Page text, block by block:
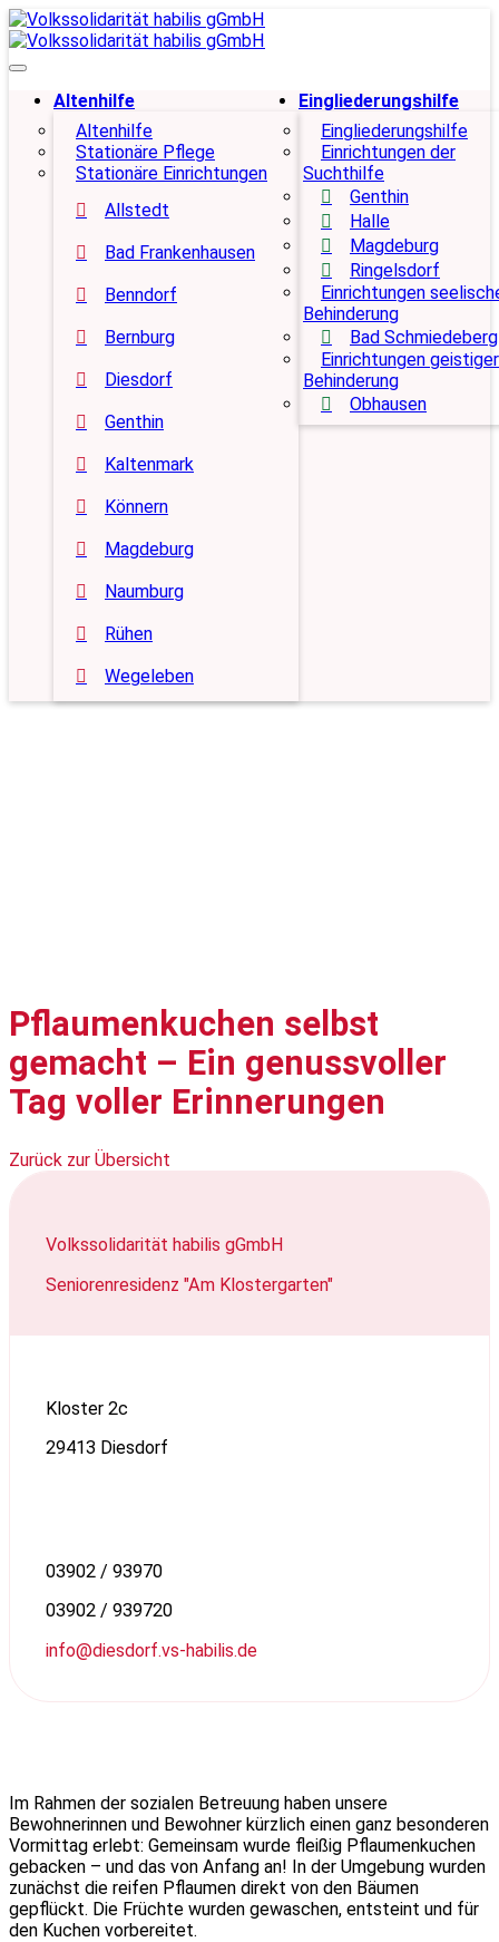
Altenhilfe
Altenhilfe
Stationäre Pflege
Stationäre Einrichtungen
Allstedt
Bad Frankenhausen
Benndorf
Bernburg
Diesdorf
Genthin
Kaltenmark
Könnern
Magdeburg
Naumburg
Rühen
Wegeleben
Eingliederungshilfe
Eingliederungshilfe
Einrichtungen der
Suchthilfe
Genthin
Halle
Magdeburg
Ringelsdorf
Einrichtungen
Behinderung
Bad Schmiedeberg
Einrichtungen geistiger
Behinderung
Obhausen
Pflaumenkuchen selbst
gemacht – Ein genussvoller
Tag voller Erinnerungen
Zurück zur Übersicht
Volkssolidarität habilis gGmbH
Seniorenresidenz "Am Klostergarten"
Kloster 2c
29413 Diesdorf
03902 / 93970
03902 / 939720
info@diesdorf.vs-habilis.de
Im Rahmen der sozialen Betreuung haben unsere
Bewohnerinnen und Bewohner kürzlich einen ganz besonderen
Vormittag erlebt: Gemeinsam wurde fleißig Pflaumenkuchen
gebacken – und das von Anfang an! In der Umgebung wurden
zunächst die reifen Pflaumen direkt von den Bäumen
gepflückt. Die Früchte wurden gewaschen, entsteint und für
den Kuchen vorbereitet.